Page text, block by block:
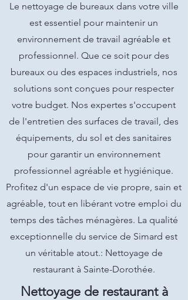
Le nettoyage de bureaux dans votre ville
est essentiel pour maintenir un
environnement de travail agréable et
professionnel. Que ce soit pour des
bureaux ou des espaces industriels, nos
solutions sont conçues pour respecter
votre budget. Nos expertes s'occupent
de l'entretien des surfaces de travail, des
équipements, du sol et des sanitaires
pour garantir un environnement
professionnel agréable et hygiénique.
Profitez d'un espace de vie propre, sain et
agréable, tout en libérant votre emploi du
temps des tâches ménagères. La qualité
exceptionnelle du service de Simard est
un véritable atout.: Nettoyage de
restaurant à Sainte-Dorothée.
Nettoyage de restaurant à